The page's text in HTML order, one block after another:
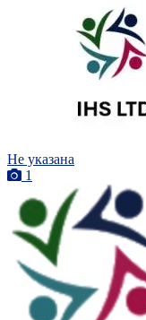
Не указана
1